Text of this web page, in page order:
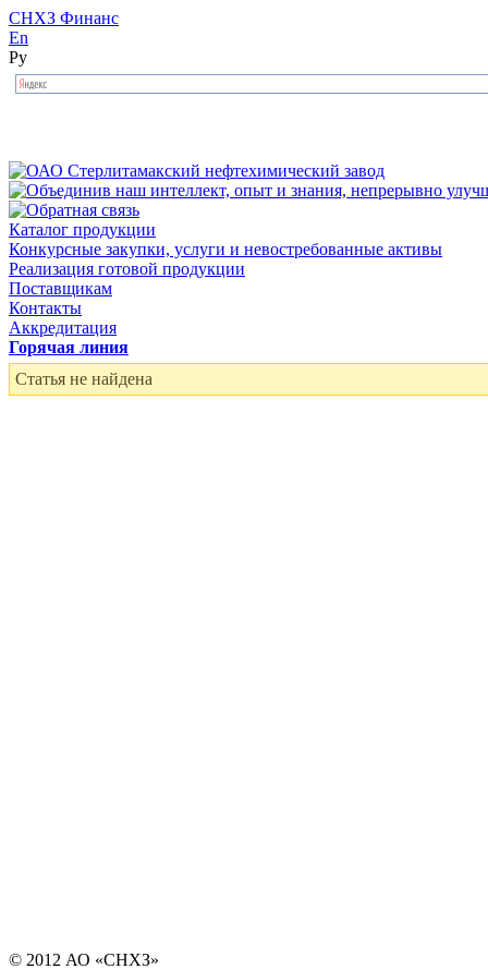
СНХЗ Финанс
En
Ру
Каталог продукции
Конкурсные закупки, услуги и невостребованные активы
Реализация готовой продукции
Поставщикам
Контакты
Аккредитация
Горячая линия
Статья не найдена
© 2012 АО «СНХЗ»